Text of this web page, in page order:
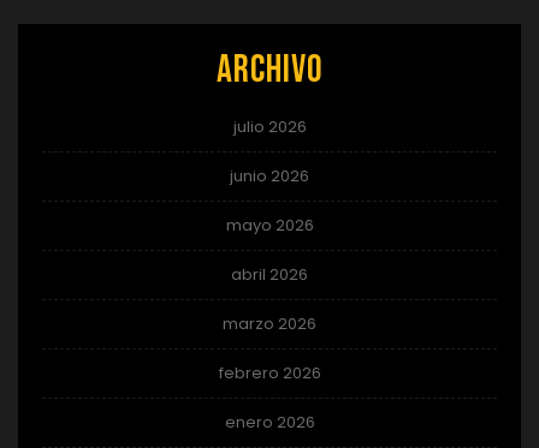
Archivo
julio 2026
junio 2026
mayo 2026
abril 2026
marzo 2026
febrero 2026
enero 2026